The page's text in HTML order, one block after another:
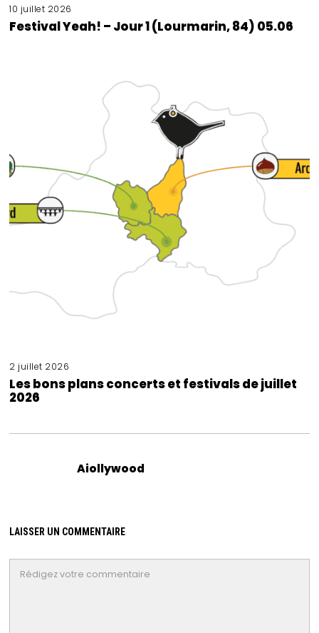
10 juillet 2026
Festival Yeah! – Jour 1 (Lourmarin, 84) 05.06
2 juillet 2026
Les bons plans concerts et festivals de juillet
2026
Aiollywood
LAISSER UN COMMENTAIRE